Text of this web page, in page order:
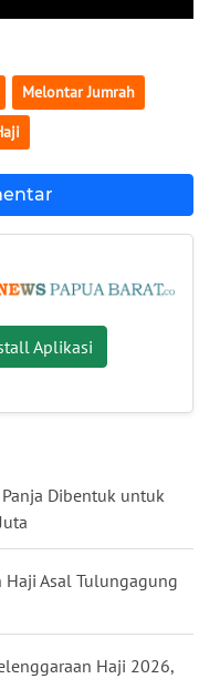
Melontar Jumrah
Aplikasi
Dibentuk untuk
Haji Asal Tulungagung
Haji 2026,